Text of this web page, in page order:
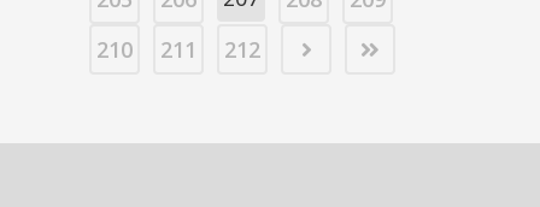
210
211 212